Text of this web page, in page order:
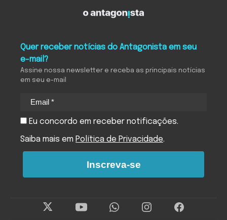
Quer receber notícias do Antagonista em seu
e-mail?
Assine nossa newsletter e receba as principais notícias
em seu e-mail
Eu concordo em receber notificações.
Saiba mais em Política de Privacidade.
Inscreva-se